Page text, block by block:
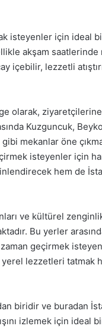
isteyenler için ideal
akşam
lezzetli
olarak,
Kuzguncuk,
mekanlar öne
isteyenler için
hem de
ve kültürel
Bu yerler
geçirmek
yerel lezzetleri tatmak
biridir ve buradan
izlemek için ideal